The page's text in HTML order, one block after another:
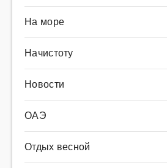
На море
Начистоту
Новости
ОАЭ
Отдых весной